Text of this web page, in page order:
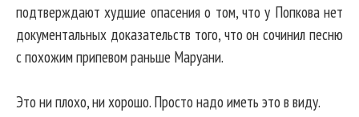
подтверждают худшие опасения о том, что у Попкова нет
документальных доказательств того, что он сочинил песню
с похожим припевом раньше Маруани.
Это ни плохо, ни хорошо. Просто надо иметь это в виду.